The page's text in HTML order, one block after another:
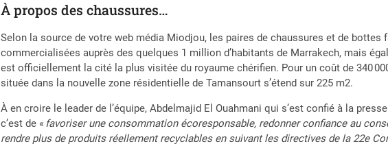
À propos des chaussures…
Selon la source de votre web média Miodjou, les paires de chaussures et de bottes
commercialisées auprès des quelques 1 million d’habitants de Marrakech, mais
est officiellement la cité la plus visitée du royaume chérifien. Pour un coût de 340
située dans la nouvelle zone résidentielle de Tamansourt s’étend sur 225 m2.
À en croire le leader de l’équipe, Abdelmajid El Ouahmani qui s’est confié à la
c’est de « favoriser une consommation écoresponsable, redonner confiance au
rendre plus de produits réellement recyclables en suivant les directives de la 22e